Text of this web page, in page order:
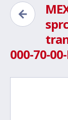
000-70-